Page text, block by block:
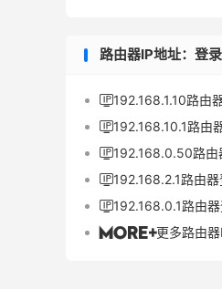
路由器IP地址：登
192.168.1.10路由
192.168.10.1路由
192.168.0.50路由
192.168.2.1路由
192.168.0.1路由
更多路由器